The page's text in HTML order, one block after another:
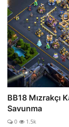
BB18 Mızrakçı
Savunma
0 1.5k